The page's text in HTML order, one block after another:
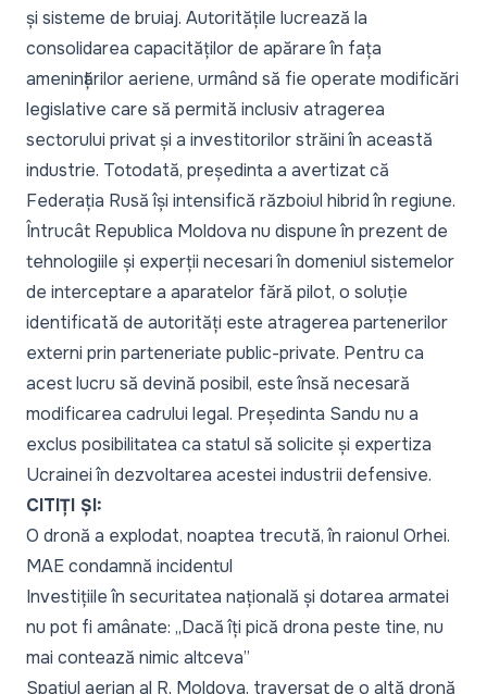
și sisteme de bruiaj. Autoritățile lucrează la
consolidarea capacităților de apărare în fața
amenințărilor aeriene, urmând să fie operate modificări
legislative care să permită inclusiv atragerea
sectorului privat și a investitorilor străini în această
industrie. Totodată, președinta a avertizat că
Federația Rusă își intensifică războiul hibrid în regiune.
Întrucât Republica Moldova nu dispune în prezent de
tehnologiile și experții necesari în domeniul sistemelor
de interceptare a aparatelor fără pilot, o soluție
identificată de autorități este atragerea partenerilor
externi prin parteneriate public-private. Pentru ca
acest lucru să devină posibil, este însă necesară
modificarea cadrului legal. Președinta Sandu nu a
exclus posibilitatea ca statul să solicite și expertiza
Ucrainei în dezvoltarea acestei industrii defensive.
CITIȚI ȘI:
O dronă a explodat, noaptea trecută, în raionul Orhei.
MAE condamnă incidentul
Investițiile în securitatea națională și dotarea armatei
nu pot fi amânate: „Dacă îți pică drona peste tine, nu
mai contează nimic altceva”
Spațiul aerian al R. Moldova, traversat de o altă dronă